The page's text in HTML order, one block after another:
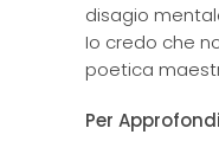
disagio
Io credo che
poetica
Per